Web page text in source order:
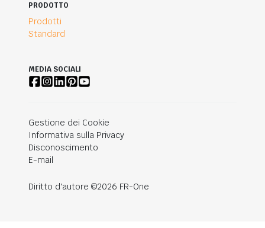
PRODOTTO
Prodotti
Standard
MEDIA SOCIALI
Gestione dei Cookie
Informativa sulla Privacy
Disconoscimento
E-mail
Diritto d'autore ©2026 FR-One